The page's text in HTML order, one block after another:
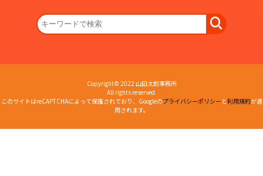
Copyright© 2022 山田太郎事務所
All rights reserved.
このサイトはreCAPTCHAによって保護されており、Googleのプライバシーポリシー と利用規約が適
用されます。